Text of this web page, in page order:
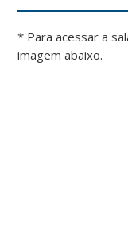
* Para acessar a
imagem abaixo.